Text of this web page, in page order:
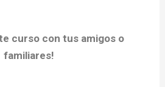
curso con tus amigos o
familiares!